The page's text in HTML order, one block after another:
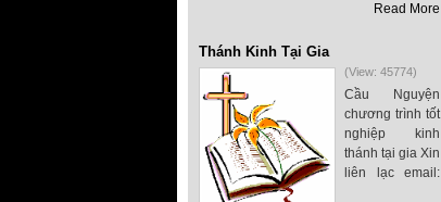
Read More
Thánh Kinh Tại Gia
(View: 45774)
Cầu Nguyện
chương trình tốt
nghiệp kinh
thánh tại gia Xin
liên lạc email: